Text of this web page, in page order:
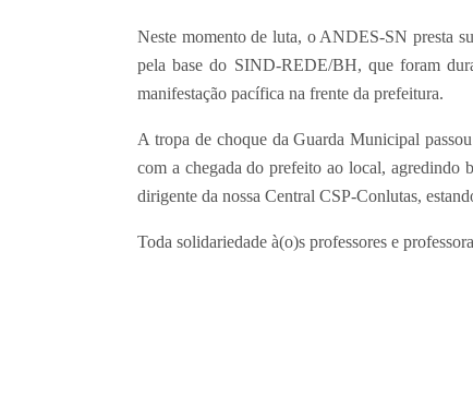
Neste momento de luta, o ANDES-SN presta
pela base do SIND-REDE/BH, que foram
manifestação pacífica na frente da prefeitura.
A tropa de choque da Guarda Municipal
com a chegada do prefeito ao local, agredindo
dirigente da nossa Central CSP-Conlutas,
Toda solidariedade à(o)s professores e